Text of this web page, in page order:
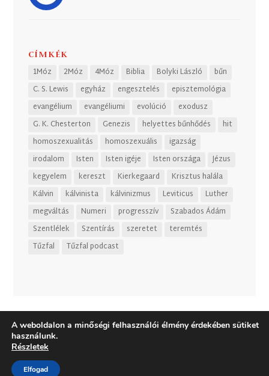
CÍMKÉK
1Móz 2Móz 4Móz Biblia Bolyki László
bűn
C. S. Lewis
egyház engesztelés
episztemológia
evangélium
evangéliumi evolúció
exodusz
G. K. Chesterton
Genezis helyettes bűnhődés
hit
homoszexualitás
homoszexuális
igazság
irodalom
Isten Isten igéje Isten országa
Jézus
kegyelem
kereszt Kierkegaard
Krisztus halála
Kálvin
kálvinista kálvinizmus Leviticus
Luther
megváltás
Numeri progresszív
Szabados Ádám
Szentlélek
Szentírás szeretet
teremtés
Tűzfal
Tűzfal podcast
A weboldalon a minőségi felhasználói élmény érdekében sütiket
használunk.
Részletek
Elfogad